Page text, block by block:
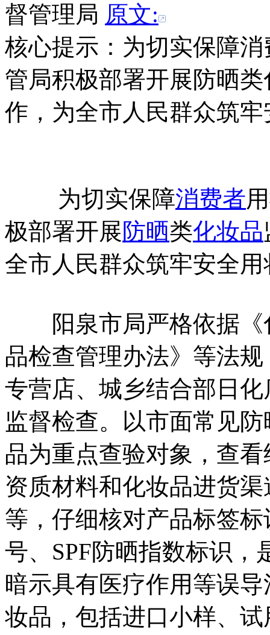
督管理局 原文:
核心提示：为切实保障
管局积极部署开展防晒
作，为全市人民群众筑
为切实保障消费者
极部署开展防晒类化妆品
全市人民群众筑牢安全
阳泉市局严格依据《
品检查管理办法》等法
专营店、城乡结合部日
监督检查。以市面常见
品为重点查验对象，查
资质材料和化妆品进货
等，仔细核对产品标签
号、SPF防晒指数标识
暗示具有医疗作用等误
妆品，包括进口小样、